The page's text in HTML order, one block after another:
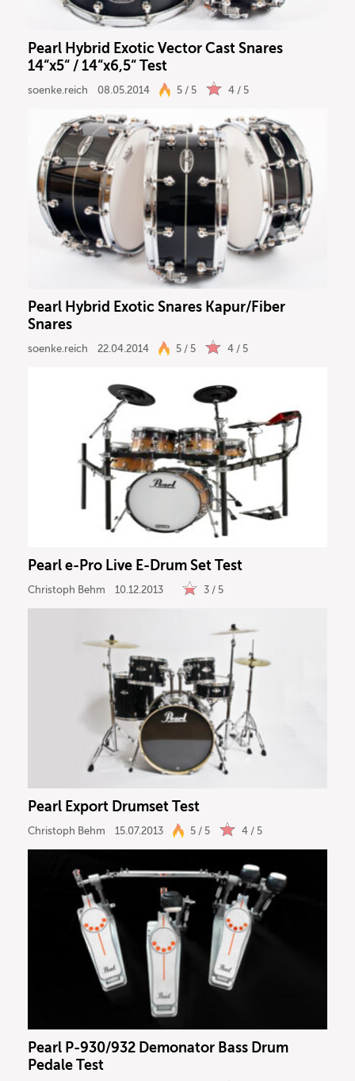
Pearl Hybrid Exotic Vector Cast Snares
14“x5“ / 14“x6,5“ Test
soenke.reich 08.05.2014 5 / 5 4 / 5
Pearl Hybrid Exotic Snares Kapur/Fiber
Snares
soenke.reich 22.04.2014 5 / 5 4 / 5
Pearl e-Pro Live E-Drum Set Test
Christoph Behm 10.12.2013 3 / 5
Pearl Export Drumset Test
Christoph Behm 15.07.2013 5 / 5 4 / 5
Pearl P-930/932 Demonator Bass Drum
Pedale Test